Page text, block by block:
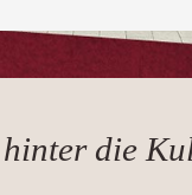
die